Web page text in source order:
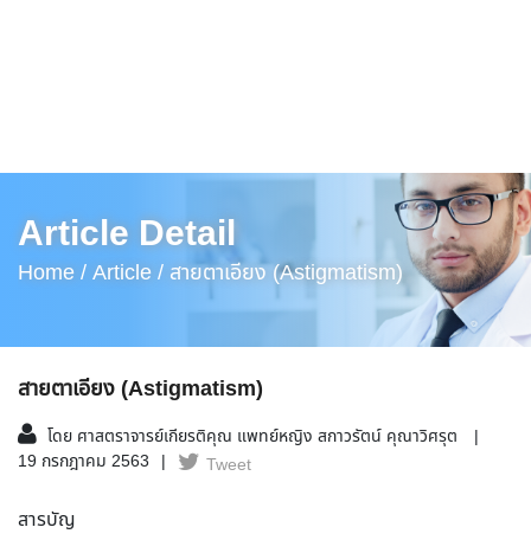
Article Detail
Home /Article / สายตาเอียง (Astigmatism)
สายตาเอียง (Astigmatism)
โดย ศาสตราจารย์เกียรติคุณ แพทย์หญิง สกาวรัตน์ คุณาวิศรุต
19 กรกฎาคม 2563
Tweet
สารบัญ